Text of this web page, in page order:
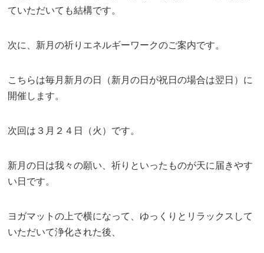
ていただいても結構です。
次に、新月の祈りエネルギーワークのご案内です。
こちらは毎月新月の日（新月の日が祝日の場合は翌日）に
開催します。
次回は３月２４日（火）です。
新月の日は我々の願い、祈りといったものが天に届きやす
い日です。
ヨガマットの上で横になって、ゆっくりとリラックスして
いただいて浄化された後、